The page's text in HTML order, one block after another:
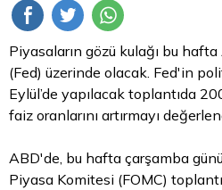
Piyasaların gözü kulağı bu
(Fed) üzerinde olacak. Fed'in
Eylül’de yapılacak toplantıda
faiz oranlarını artırmayı
ABD'de, bu hafta çarşamba
Piyasa Komitesi (FOMC)